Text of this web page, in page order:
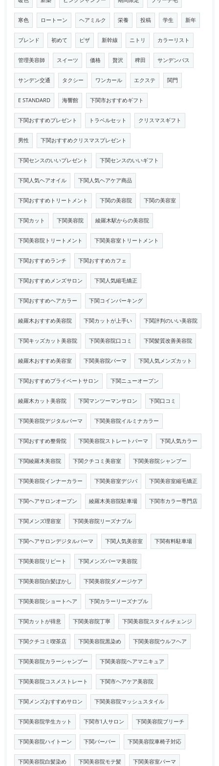
寒色 ロートーン ヘアミルク 栄養 投稿 学生 新年
ブレンド 初めて ピザ 新幹線 ニトリ カラーリスト
管理美容師 スイーツ 価格 贅沢 稗田 サンデンバス
サンデン交通 タクシー ワンカール エクステ 関門
E STANDARD 海響館 下関市おすすめギフト
下関おすすめプレゼント トラベルセット クリスマスギフト
男性 下関おすすめクリスマスプレゼント
下関センスのいいプレゼント 下関センスのいいギフト
下関人気ヘアオイル 下関人気ヘアケア商品
下関おすすめトリートメント 下関の美容院 下関の美容室
下関カット 下関美容院 綾羅木駅からの美容院
下関美容院トリートメント 下関美容室トリートメント
下関おすすめランチ 下関おすすめカフェ
下関おすすめメンズサロン 下関人気縮毛矯正
下関おすすめヘアカラー 下関コインパーキング
綾羅木おすすめ美容院 下関カットが上手い 下関評判のいい美容院
下関キッズカット美容院 下関美容院口コミ 下関髪質改善美容院
綾羅木おすすめ美容室 下関美容院パーマ 下関人気メンズカット
下関おすすめプライベートサロン 下関ニューオープン
綾羅木カット美容院 下関マンツーマンサロン 下関口コミ
下関美容院デジタルパーマ 下関美容院イルミナカラー
下関おすすめ整骨院 下関美容院ストレートパーマ 下関人気カラー
下関綾羅木美容院 下関クチコミ美容室 下関美容院シャンプー
下関美容院インナーカラー 下関美容室デジパ 下関美容室縮毛矯正
下関ヘアサロンオープン 綾羅木美容院駐車場 下関市カラー専門店
下関メンズ理容室 下関美容院リーズナブル
下関ヘアサロンデジタルパーマ 下関人気美容室 下関有料駐車場
下関美容院リピート 下関メンズパーマ美容院
下関美容院白髪ぼかし 下関美容院ダメージケア
下関美容院ショートヘア 下関カラーリーズナブル
下関カットが得意 下関美容院丁寧 下関美容院スタイルチェンジ
下関クチコミ喫茶店 下関美容院黒染め 下関美容院ウルフヘア
下関美容院カラーシャンプー 下関美容院ヘアマニキュア
下関美容院コスメストレート 下関市ヘアケア美容院
下関メンズおすすめサロン 下関美容院マッシュスタイル
下関美容院学生カット 下関市1人サロン 下関美容院ブリーチ
下関美容院ハイトーン 下関バーバー 下関美容院車椅子対応
下関美容院白髪染め 下関美容院モテ髪 下関美容室パーマ